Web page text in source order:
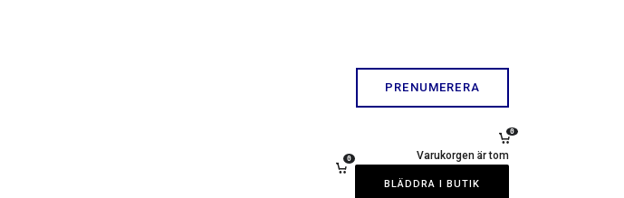
PRENUMERERA
0
0
Varukorgen är tom
BLÄDDRA I BUTIK